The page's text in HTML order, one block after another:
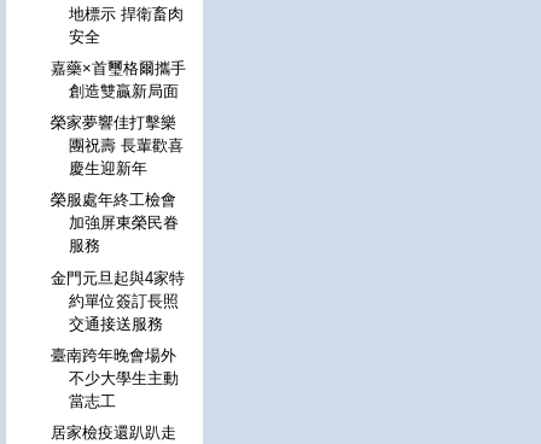
地標示 捍衛畜肉
安全
嘉藥×首璽格爾攜手
創造雙贏新局面
榮家夢響佳打擊樂
團祝壽 長輩歡喜
慶生迎新年
榮服處年終工檢會
加強屏東榮民眷
服務
金門元旦起與4家特
約單位簽訂長照
交通接送服務
臺南跨年晚會場外
不少大學生主動
當志工
居家檢疫還趴趴走